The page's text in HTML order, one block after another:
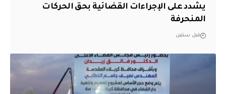
يشدد على الإجراءات القضائية بحق الحركات
المنحرفة
قبل سنتين